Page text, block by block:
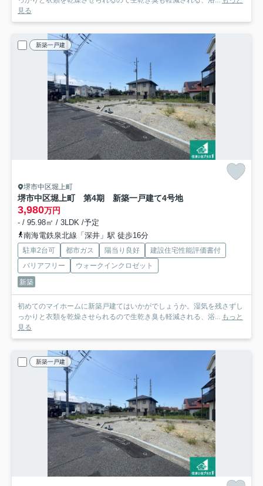
見る
新築一戸建
堺市中区堀上町
堺市中区堀上町 第4期 新築一戸建て4号地
3,980万円
- / 95.98㎡ / 3LDK /予定
南海電鉄泉北線「深井」駅 徒歩16分
駐車2台可 都市ガス 陽当り良好
建設住宅性能評価書付
バリアフリー
ウォークインクロゼット
新築
初めてのマイホームに新築戸建てはいかがでしょうか。湿気を残さずし
っかりと衣類を乾燥させられるので生乾き臭も軽減される、浴... もっと
見る
新築一戸建